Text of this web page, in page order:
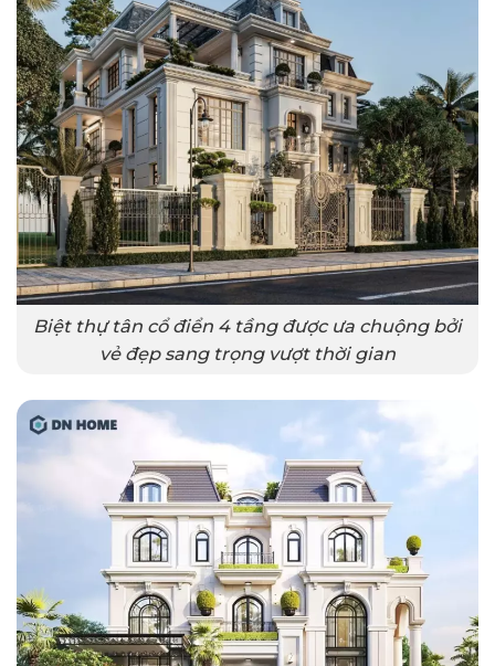
Biệt thự tân cổ điển 4 tầng được ưa chuộng bởi
vẻ đẹp sang trọng vượt thời gian